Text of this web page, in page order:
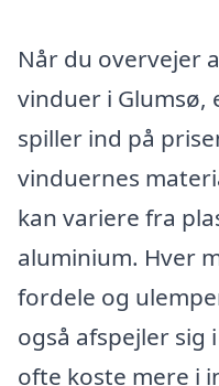
Når du overvejer
vinduer i
spiller ind på
vinduernes
kan variere fra
aluminium. Hver
fordele og
også afspejler
ofte koste mere i